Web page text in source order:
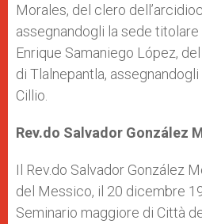
Morales, del clero
assegnandogli la sede
Enrique Samaniego López,
di Tlalnepantla,
Cillio.
Rev.do Salvador González
Il Rev.do Salvador González
del Messico, il 20 dicembre
Seminario maggiore di Città